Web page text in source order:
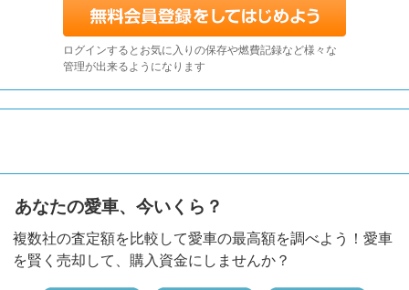
ログインするとお気に入りの保存や燃費記録など様々な
管理が出来るようになります
あなたの愛車、今いくら？
複数社の査定額を比較して愛車の最高額を調べよう！愛車
を賢く売却して、購入資金にしませんか？